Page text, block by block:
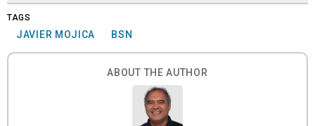
TAGS
JAVIER MOJICA BSN
ABOUT THE AUTHOR